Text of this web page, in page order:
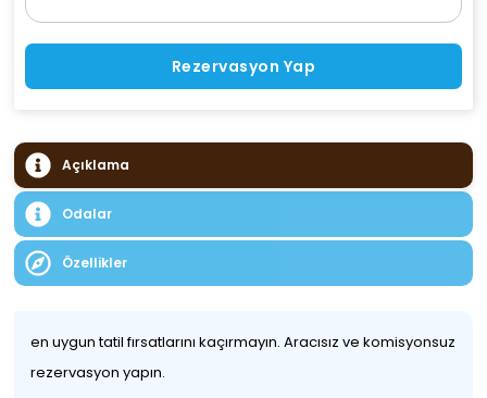
Rezervasyon Yap
Açıklama
Odalar
Özellikler
en uygun tatil fırsatlarını kaçırmayın. Aracısız ve komisyonsuz
rezervasyon yapın.